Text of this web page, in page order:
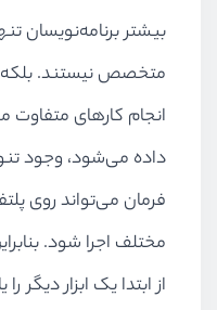
بیشتر برنامه‌نویسان
متخصص نیستند. بلکه
داده می‌شود، وجود
فرمان می‌تواند روی
مختلف اجرا شود.
از ابتدا یک ابزار دیگر